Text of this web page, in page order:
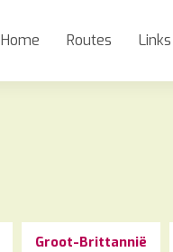
Home Routes Links
Groot-Brittannië